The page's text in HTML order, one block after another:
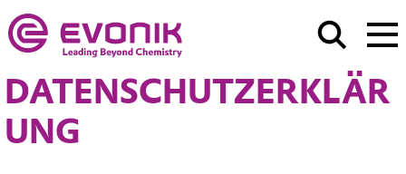
DATENSCHUTZERKLÄR
UNG